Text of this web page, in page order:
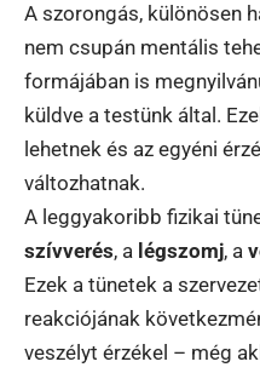
A szorongás, különösen
nem csupán mentális
formájában is
küldve a testünk által.
lehetnek és az egyéni
változhatnak.
A leggyakoribb fizikai
szívverés, a légszomj, a
Ezek a tünetek a
reakciójának
veszélyt érzékel – még